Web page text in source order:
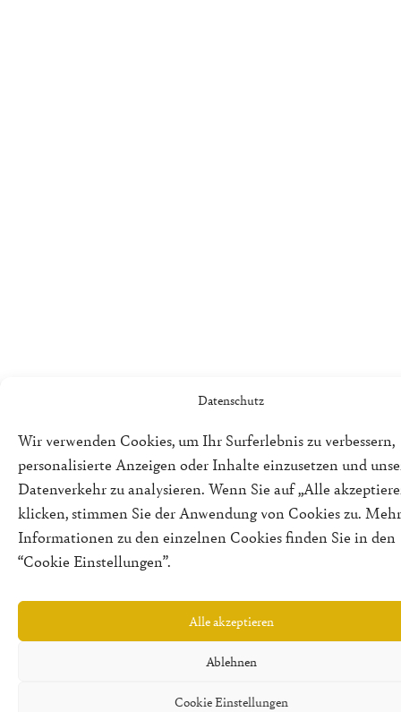
Datenschutz
Wir verwenden Cookies, um Ihr Surferlebnis zu verbessern,
personalisierte Anzeigen oder Inhalte einzusetzen und
Datenverkehr zu analysieren. Wenn Sie auf „Alle
klicken, stimmen Sie der Anwendung von Cookies zu. Mehr
Informationen zu den einzelnen Cookies finden Sie in den
“Cookie Einstellungen”.
Alle akzeptieren
Ablehnen
Cookie Einstellungen